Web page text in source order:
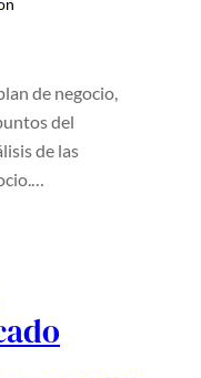
de negocio,
del
de las